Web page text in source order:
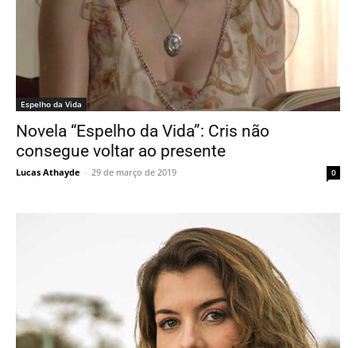
Espelho da Vida
Novela “Espelho da Vida”: Cris não
consegue voltar ao presente
Lucas Athayde - 29 de março de 2019 0